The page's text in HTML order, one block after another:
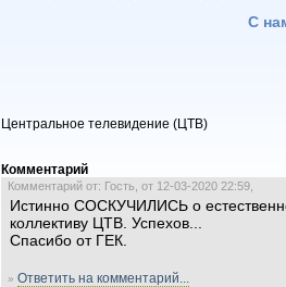
С
Центральное телевидение (ЦТВ)
Комментарий
Комментарий от: Гость, от 12-03-2020 22:59,
Истинно СОСКУЧИЛИСЬ о
коллективу ЦТВ. Успехов...
Спасибо от ГЕК.
» Ответить на комментарий...